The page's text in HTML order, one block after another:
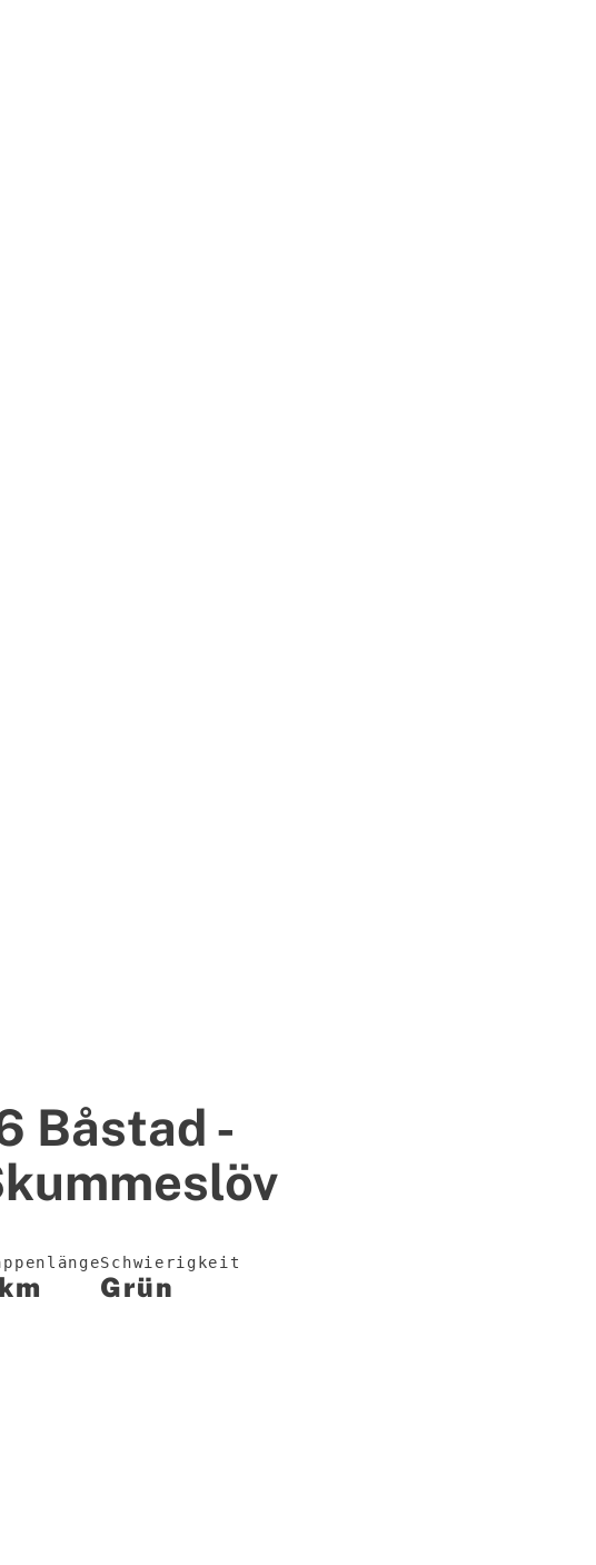
Båstad -
Schwierigkeit
Grün